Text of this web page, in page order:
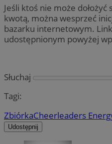
Jeśli ktoś nie może
kwotą, można wesprzeć
bazarku internetowym.
udostępnionym powyżej
Słuchaj
Tagi:
ZbiórkaCheerleaders
Udostępnij